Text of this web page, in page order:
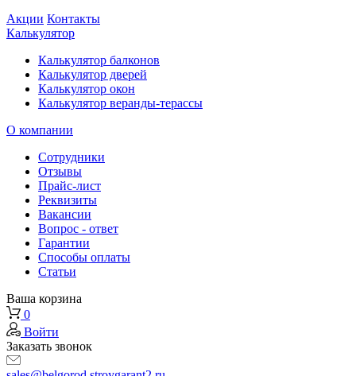
Акции Контакты
Калькулятор
Калькулятор балконов
Калькулятор дверей
Калькулятор окон
Калькулятор веранды-терассы
О компании
Сотрудники
Отзывы
Прайс-лист
Реквизиты
Вакансии
Вопрос - ответ
Гарантии
Способы оплаты
Статьи
Ваша корзина
0
Войти
Заказать звонок